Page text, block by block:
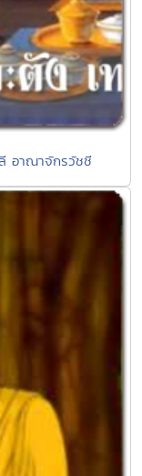
อาณาจักรวัชชี